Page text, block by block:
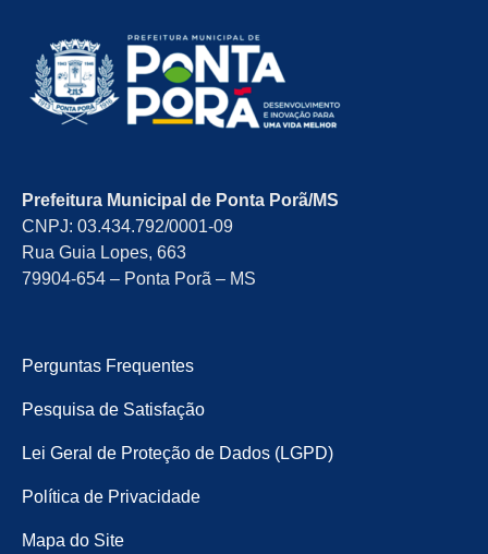
Prefeitura Municipal de Ponta Porã/MS
CNPJ: 03.434.792/0001-09
Rua Guia Lopes, 663
79904-654 – Ponta Porã – MS
Perguntas Frequentes
Pesquisa de Satisfação
Lei Geral de Proteção de Dados (LGPD)
Política de Privacidade
Mapa do Site